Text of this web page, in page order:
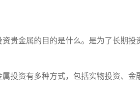
资贵金属的目的是什么。是为了长期
属投资有多种方式，包括实物投资、